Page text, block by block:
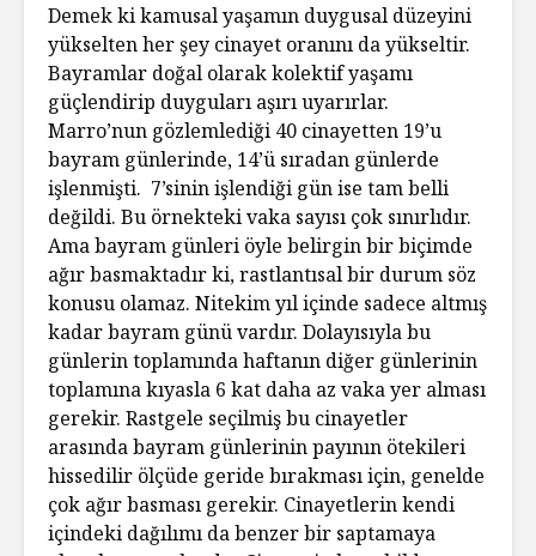
Demek ki kamusal yaşamın duygusal düzeyini
yükselten her şey cinayet oranını da yükseltir.
Bayramlar doğal olarak kolektif yaşamı
güçlendirip duyguları aşırı uyarırlar.
Marro’nun gözlemlediği 40 cinayetten 19’u
bayram günlerinde, 14’ü sıradan günlerde
işlenmişti. 7’sinin işlendiği gün ise tam belli
değildi. Bu örnekteki vaka sayısı çok sınırlıdır.
Ama bayram günleri öyle belirgin bir biçimde
ağır basmaktadır ki, rastlantısal bir durum söz
konusu olamaz. Nitekim yıl içinde sadece altmış
kadar bayram günü vardır. Dolayısıyla bu
günlerin toplamında haftanın diğer günlerinin
toplamına kıyasla 6 kat daha az vaka yer alması
gerekir. Rastgele seçilmiş bu cinayetler
arasında bayram günlerinin payının ötekileri
hissedilir ölçüde geride bırakması için, genelde
çok ağır basması gerekir. Cinayetlerin kendi
içindeki dağılımı da benzer bir saptamaya